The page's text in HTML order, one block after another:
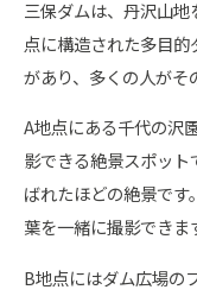
三保ダムは、丹沢山
点に構造された多目
があり、多くの人がそ
A地点にある千代の沢
影できる絶景スポッ
ばれたほどの絶景で
葉を一緒に撮影できま
B地点にはダム広場の